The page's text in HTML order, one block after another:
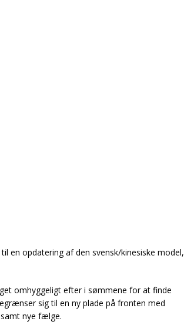
en opdatering af den svensk/kinesiske model,
omhyggeligt efter i sømmene for at finde
sig til en ny plade på fronten med
nye fælge.